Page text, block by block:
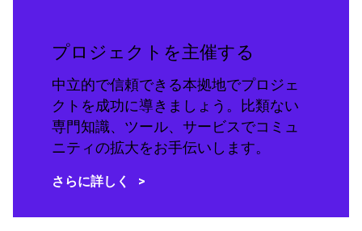
プロジェクトを主催する
中立的で信頼できる本拠地でプロジェ
クトを成功に導きましょう。比類ない
専門知識、ツール、サービスでコミュ
ニティの拡大をお手伝いします。
さらに詳しく